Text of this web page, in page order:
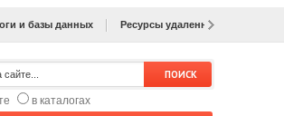
и базы данных Ресурсы удаленного доступа
в каталогах